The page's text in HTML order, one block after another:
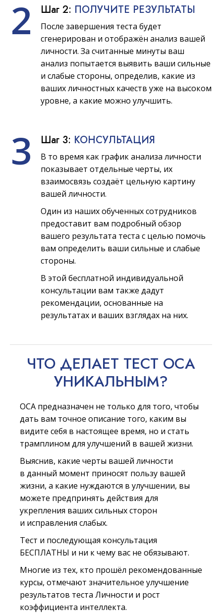
2 Шаг 2: ПОЛУЧИТЕ РЕЗУЛЬТАТЫ
После завершения теста будет
сгенерирован и отображён анализ вашей
личности. За считанные минуты ваш
анализ попытается выявить ваши сильные
и слабые стороны, определив, какие из
ваших личностных качеств уже на высоком
уровне, а какие можно улучшить.
3 Шаг 3: КОНСУЛЬТАЦИЯ
В то время как график анализа личности
показывает отдельные черты, их
взаимосвязь создаёт цельную картину
вашей личности.
Один из наших обученных сотрудников
предоставит вам подробный обзор
вашего результата теста с целью помочь
вам определить ваши сильные и слабые
стороны.
В этой бесплатной индивидуальной
консультации вам также дадут
рекомендации, основанные на
результатах и ваших взглядах на них.
ЧТО ДЕЛАЕТ ТЕСТ ОСА
УНИКАЛЬНЫМ?
ОСА предназначен не только для того, чтобы
дать вам точное описание того, каким вы
видите себя в настоящее время, но и стать
трамплином для улучшений в вашей жизни.
Выяснив, какие черты вашей личности
в данный момент приносят пользу вашей
жизни, а какие нуждаются в улучшении, вы
можете предпринять действия для
укрепления ваших сильных сторон
и исправления слабых.
Тест и последующая консультация
БЕСПЛАТНЫ и ни к чему вас не обязывают.
Многие из тех, кто прошёл рекомендованные
курсы, отмечают значительное улучшение
результатов теста Личности и рост
коэффициента интеллекта.